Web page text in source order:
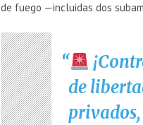
de fuego —incluidas dos
de